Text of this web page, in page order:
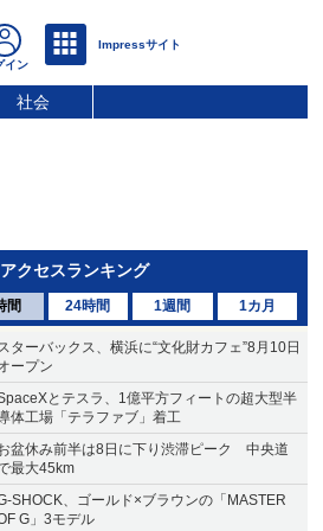
社会
アクセスランキング
間 24時間 1週間 1カ月
ターバックス、横浜に“文化財カフェ”8月10日
ープン
とテスラ、1億平方フィートの超大型半
体工場「テラファブ」着工
盆休み前半は8日に下り渋滞ピーク 中央道
最大45km
SHOCK、ゴールド×ブラウンの「MASTER
G」3モデル